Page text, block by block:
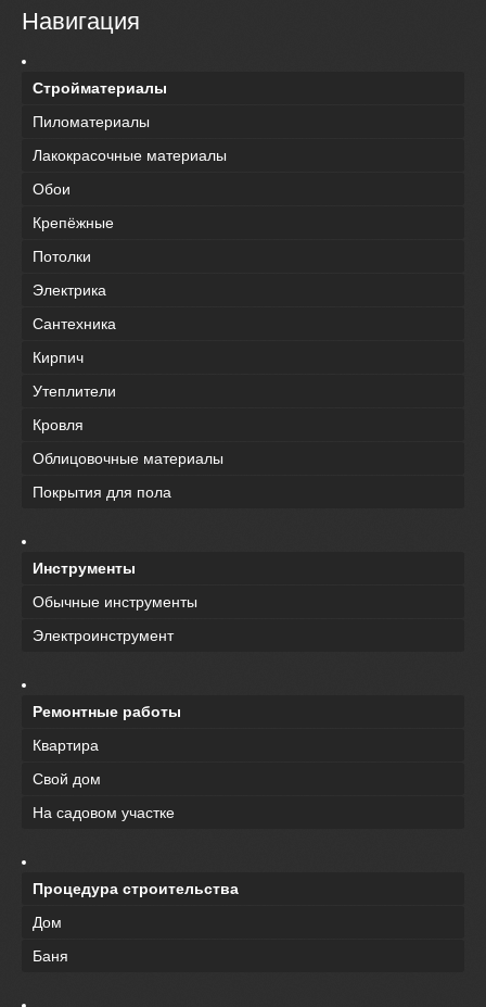
Навигация
Стройматериалы
Пиломатериалы
Лакокрасочные материалы
Обои
Крепёжные
Потолки
Электрика
Сантехника
Кирпич
Утеплители
Кровля
Облицовочные материалы
Покрытия для пола
Инструменты
Обычные инструменты
Электроинструмент
Ремонтные работы
Квартира
Свой дом
На садовом участке
Процедура строительства
Дом
Баня